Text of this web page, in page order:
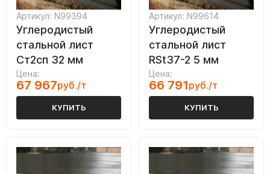
Артикул: N99394
Углеродистый
стальной лист
Ст2сп 32 мм
Цена:
67 967руб./т
КУПИТЬ
Артикул: N99614
Углеродистый
стальной лист
RSt37-2 5 мм
Цена:
66 791руб./т
КУПИТЬ